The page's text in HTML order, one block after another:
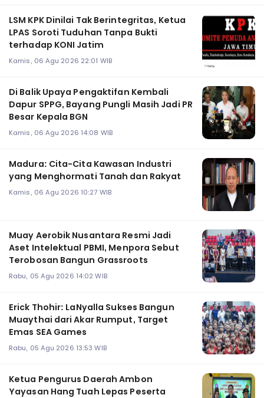
LSM KPK Dinilai Tak Berintegritas, Ketua
LPAS Soroti Tuduhan Tanpa Bukti
terhadap KONI Jatim
Kamis, 06 Agu 2026 22:01 WIB
Di Balik Upaya Pengaktifan Kembali
Dapur SPPG, Bayang Pungli Masih Jadi PR
Besar Kepala BGN
Kamis, 06 Agu 2026 14:08 WIB
Madura: Cita-Cita Kawasan Industri
yang Menghormati Tanah dan Rakyat
Kamis, 06 Agu 2026 10:27 WIB
Muay Aerobik Nusantara Resmi Jadi
Aset Intelektual PBMI, Menpora Sebut
Terobosan Bangun Grassroots
Rabu, 05 Agu 2026 14:02 WIB
Erick Thohir: LaNyalla Sukses Bangun
Muaythai dari Akar Rumput, Target
Emas SEA Games
Rabu, 05 Agu 2026 13:53 WIB
Ketua Pengurus Daerah Ambon
Yayasan Hang Tuah Lepas Peserta